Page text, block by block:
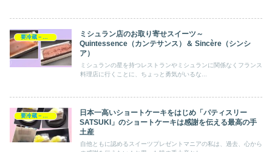
要冷蔵－手土産スイーツ
ミシュラン店のお取り寄せスイーツ～
Quintessence（カンテサンス）＆ Sincère（シンシ
ア）
ミシュランの星を持つレストランやミシュランに関係なくフランス
料理店に行くことに、ちょっと勇気がいるな...
要冷蔵－手土産スイーツ
日本一高いショートケーキをはじめ「パティスリー
SATSUKI」のショートケーキは感謝を伝える最高の手
土産
自他ともに認めるスイーツプレゼントマニアの私は、過去、心から